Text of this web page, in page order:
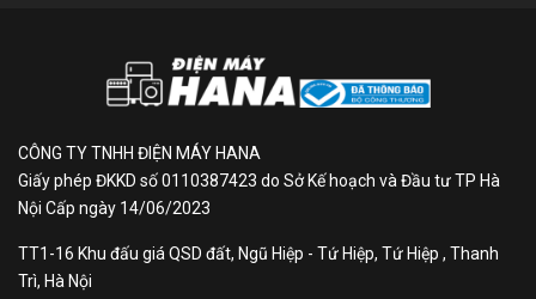
Thiết kế Metal Stream: Sự
giao thoa giữa độ bền và nét
thanh lịch
Khai thác cảm hứng từ những đường nét mềm mại
CÔNG TY TNHH ĐIỆN MÁY HANA
Giấy phép ĐKKD số 0110387423 do Sở Kế hoạch và Đầu tư TP Hà
Nội Cấp ngày 14/06/2023
TT1-16 Khu đấu giá QSD đất, Ngũ Hiệp - Tứ Hiệp, Tứ Hiệp , Thanh
Trì, Hà Nội